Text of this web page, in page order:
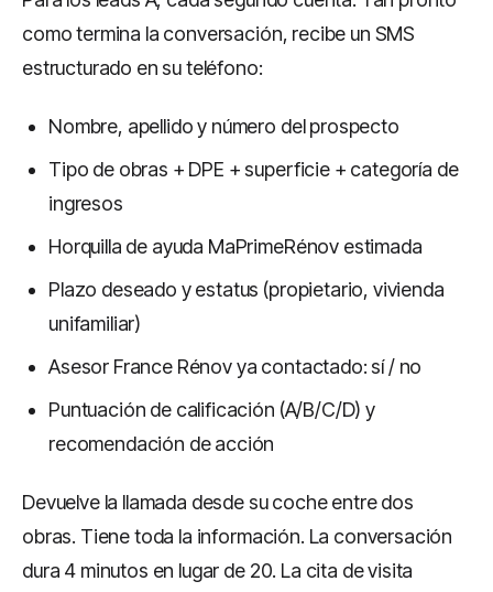
como termina la conversación, recibe un SMS
estructurado en su teléfono:
Nombre, apellido y número del prospecto
Tipo de obras + DPE + superficie + categoría de
ingresos
Horquilla de ayuda MaPrimeRénov estimada
Plazo deseado y estatus (propietario, vivienda
unifamiliar)
Asesor France Rénov ya contactado: sí / no
Puntuación de calificación (A/B/C/D) y
recomendación de acción
Devuelve la llamada desde su coche entre dos
obras. Tiene toda la información. La conversación
dura 4 minutos en lugar de 20. La cita de visita